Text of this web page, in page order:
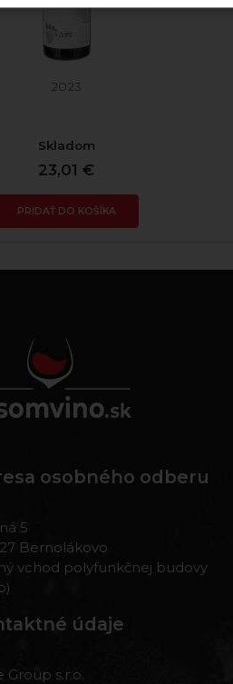
2023
Skladom
23,01 €
PRIDAŤ DO KOŠÍKA
osobného odberu
5
Bernolákovo
vchod polyfunkčnej budovy
údaje
Group s.r.o.